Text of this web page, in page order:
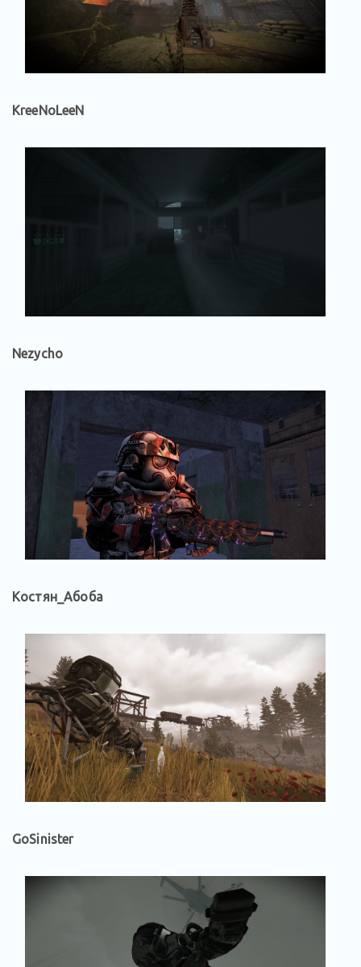
KreeNoLeeN
Nezycho
Костян_Абоба
GoSinister